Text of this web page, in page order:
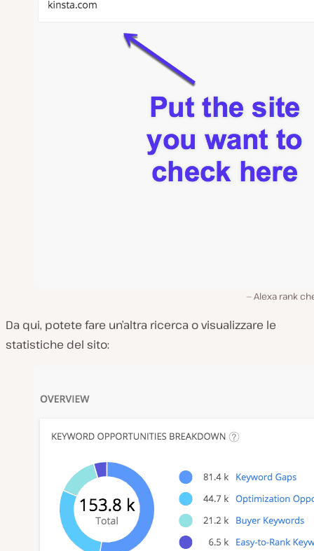
Alexa rank
Da qui, potete fare un’altra ricerca o visualizzare le
statistiche del sito: